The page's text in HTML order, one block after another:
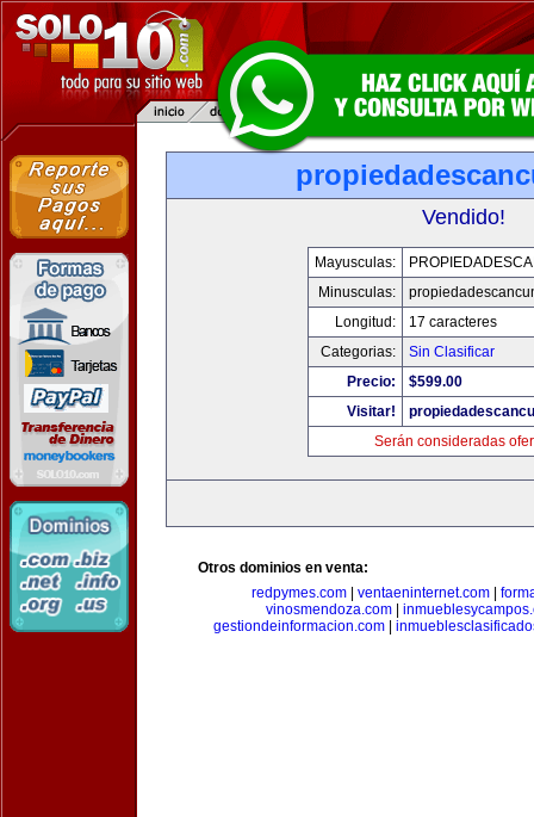
Vendido!
Mayusculas:
Minusculas:
Longitud:
17 caracteres
Categorias:
Sin Clasificar
Precio:
$599.00
Visitar!
Serán consideradas
Otros dominios en venta:
redpymes.com
ventaeninternet.com
vinosmendoza.com|
gestiondeinformacion.com